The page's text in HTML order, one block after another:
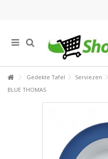
Gedekte Tafel Serviezen
BLUE THOMAS